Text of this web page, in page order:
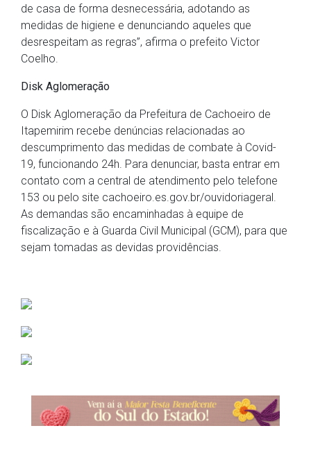
de casa de forma desnecessária, adotando as
medidas de higiene e denunciando aqueles que
desrespeitam as regras”, afirma o prefeito Victor
Coelho.
Disk Aglomeração
O Disk Aglomeração da Prefeitura de Cachoeiro de
Itapemirim recebe denúncias relacionadas ao
descumprimento das medidas de combate à Covid-
19, funcionando 24h. Para denunciar, basta entrar em
contato com a central de atendimento pelo telefone
153 ou pelo site cachoeiro.es.gov.br/ouvidoriageral.
As demandas são encaminhadas à equipe de
fiscalização e à Guarda Civil Municipal (GCM), para que
sejam tomadas as devidas providências.